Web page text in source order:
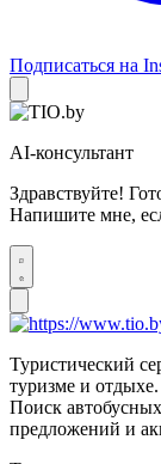
Подписаться на
AI-консультант
Здравствуйте!
Напишите мне,
Туристический
туризме и отдыхе.
Поиск
предложений и